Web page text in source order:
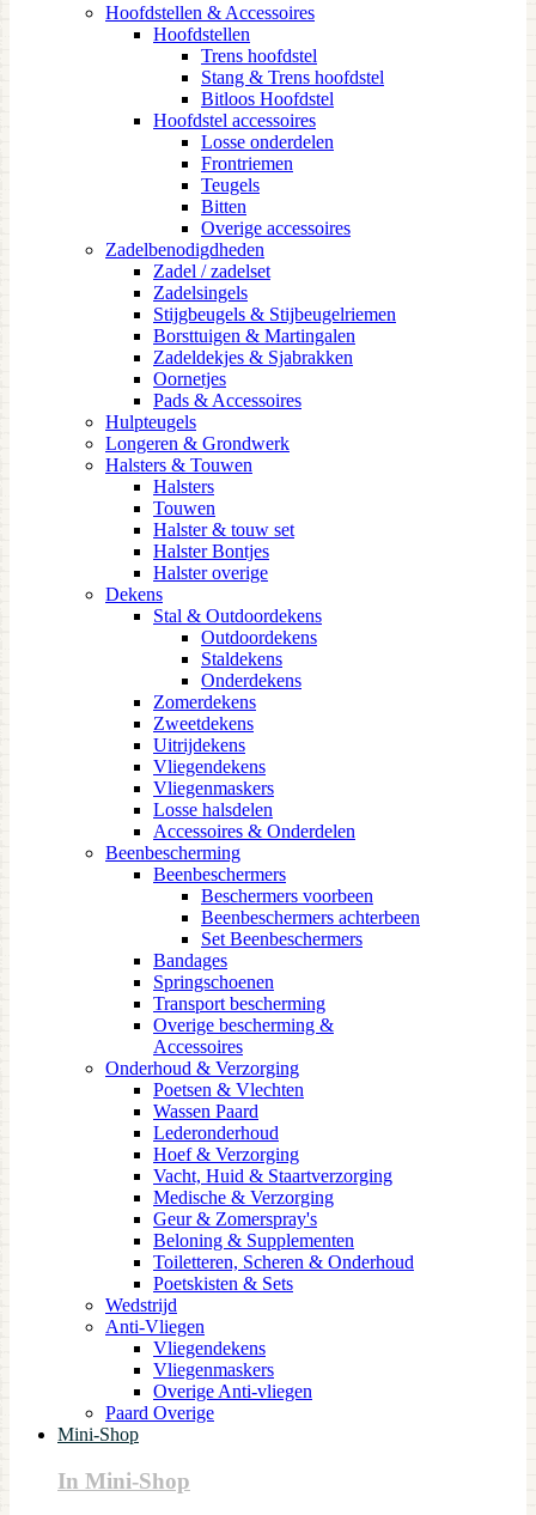
Hoofdstellen & Accessoires
Hoofdstellen
Trens hoofdstel
Stang & Trens hoofdstel
Bitloos Hoofdstel
Hoofdstel accessoires
Losse onderdelen
Frontriemen
Teugels
Bitten
Overige accessoires
Zadelbenodigdheden
Zadel / zadelset
Zadelsingels
Stijgbeugels & Stijbeugelriemen
Borsttuigen & Martingalen
Zadeldekjes & Sjabrakken
Oornetjes
Pads & Accessoires
Hulpteugels
Longeren & Grondwerk
Halsters & Touwen
Halsters
Touwen
Halster & touw set
Halster Bontjes
Halster overige
Dekens
Stal & Outdoordekens
Outdoordekens
Staldekens
Onderdekens
Zomerdekens
Zweetdekens
Uitrijdekens
Vliegendekens
Vliegenmaskers
Losse halsdelen
Accessoires & Onderdelen
Beenbescherming
Beenbeschermers
Beschermers voorbeen
Beenbeschermers achterbeen
Set Beenbeschermers
Bandages
Springschoenen
Transport bescherming
Overige bescherming &
Accessoires
Onderhoud & Verzorging
Poetsen & Vlechten
Wassen Paard
Lederonderhoud
Hoef & Verzorging
Vacht, Huid & Staartverzorging
Medische & Verzorging
Geur & Zomerspray's
Beloning & Supplementen
Toiletteren, Scheren & Onderhoud
Poetskisten & Sets
Wedstrijd
Anti-Vliegen
Vliegendekens
Vliegenmaskers
Overige Anti-vliegen
Paard Overige
Mini-Shop
In Mini-Shop